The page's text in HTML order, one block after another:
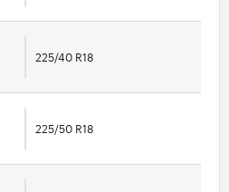
225/40 R18
225/50 R18